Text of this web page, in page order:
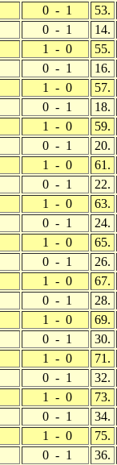
0 - 1 53.
0 - 1 14.
1 - 0 55.
0 - 1 16.
1 - 0 57.
0 - 1 18.
1 - 0 59.
0 - 1 20.
1 - 0 61.
0 - 1 22.
1 - 0 63.
0 - 1 24.
1 - 0 65.
0 - 1 26.
1 - 0 67.
0 - 1 28.
1 - 0 69.
0 - 1 30.
1 - 0 71.
0 - 1 32.
1 - 0 73.
0 - 1 34.
1 - 0 75.
0 - 1 36.